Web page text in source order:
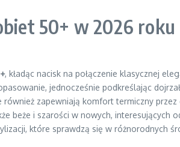
50+ w 2026 roku
, kładąc nacisk na połączenie klasycznej
jednocześnie podkreślając
zapewniają komfort termiczny
i szarości w nowych, interesujących
które sprawdzą się w różnorodnych